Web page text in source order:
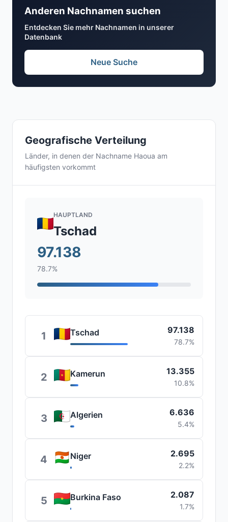
Geografische Verteilung
Länder, in denen der Nachname Haoua am
häufigsten vorkommt
HAUPTLAND
Tschad
97.138
78.7%
1 Tschad 97.138
78.7%
2 Kamerun 13.355
10.8%
3 Algerien 6.636
5.4%
4 Niger 2.695
2.2%
5 Burkina Faso 2.087
1.7%
Anderen Nachnamen suchen
Entdecken Sie mehr Nachnamen in unserer
Datenbank
Neue Suche